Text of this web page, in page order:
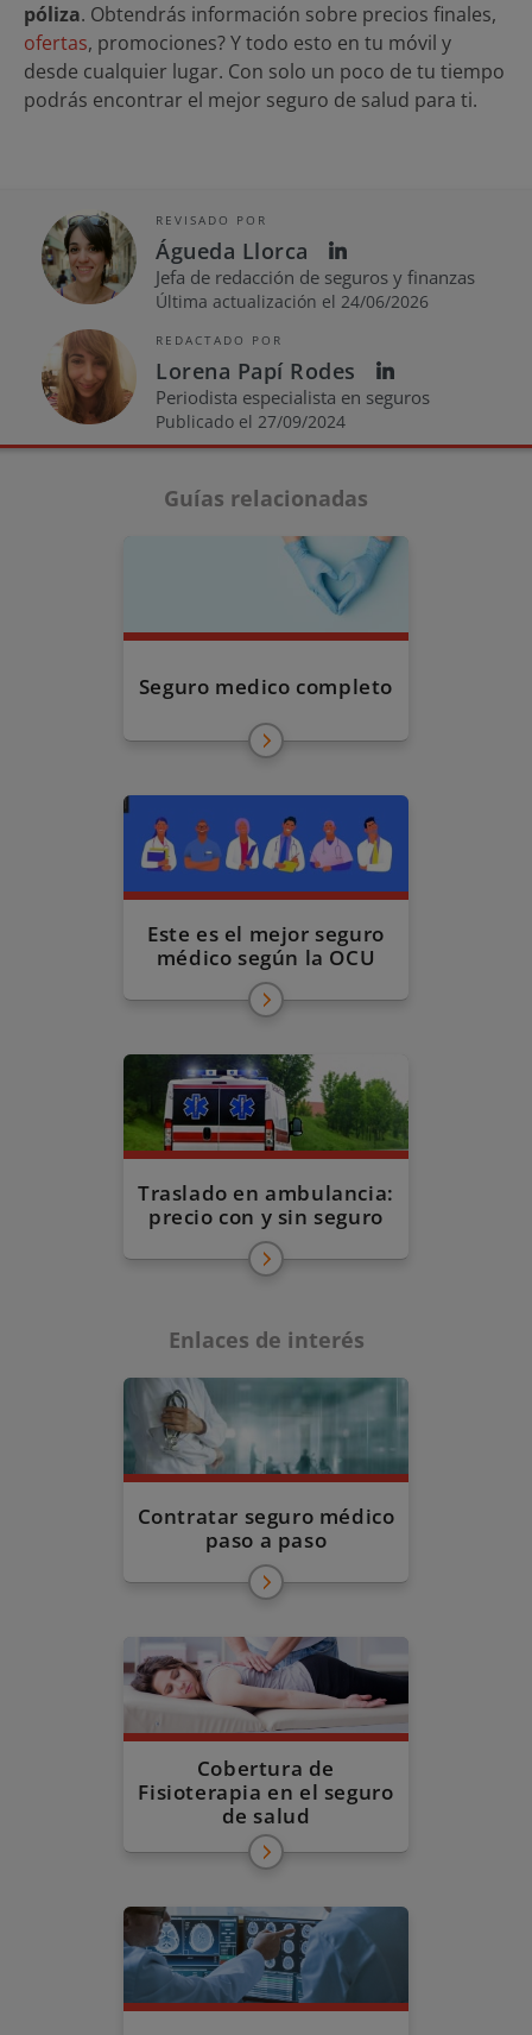
póliza. Obtendrás información sobre precios finales,
ofertas, promociones? Y todo esto en tu móvil y
desde cualquier lugar. Con solo un poco de tu tiempo
podrás encontrar el mejor seguro de salud para ti.
REVISADO POR
Águeda Llorca
Jefa de redacción de seguros y finanzas
Última actualización el 24/06/2026
REDACTADO POR
Lorena Papí Rodes
Periodista especialista en seguros
Publicado el 27/09/2024
Guías relacionadas
Seguro medico completo
Este es el mejor seguro
médico según la OCU
Traslado en ambulancia:
precio con y sin seguro
Enlaces de interés
Contratar seguro médico
paso a paso
Cobertura de
Fisioterapia en el seguro
de salud